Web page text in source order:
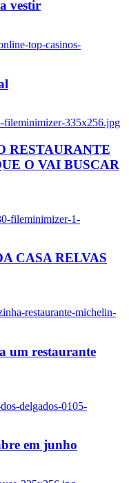
vestir
top-casinos-
fileminimizer-335x256.jpg
RESTAURANTE
O VAI BUSCAR
fileminimizer-1-
CASA RELVAS
restaurante-michelin-
um restaurante
delgados-0105-
em junho